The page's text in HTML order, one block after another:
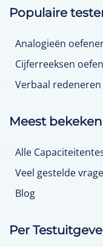
Populaire
Analogieën
Cijferreeksen
Verbaal
Meest bekeken
Alle
Veel gestelde
Blog
Per